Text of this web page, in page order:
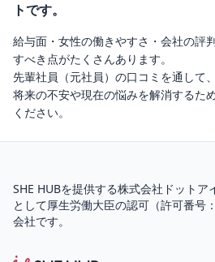
トです。
給与面・女性の働きやすさ・会社の評
すべき点がたくさんあります。
先輩社員（元社員）の口コミを通して
将来の不安や現在の悩みを解消するた
ください。
SHE HUBを提供する株式会社ドットア
として厚生労働大臣の認可（許可番号
会社です。